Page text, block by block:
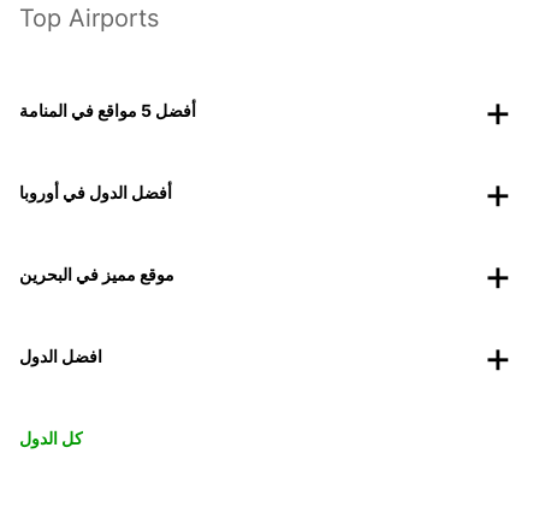
Top Airports
أفضل 5 مواقع في المنامة
أفضل الدول في أوروبا
موقع مميز في البحرين
افضل الدول
كل الدول